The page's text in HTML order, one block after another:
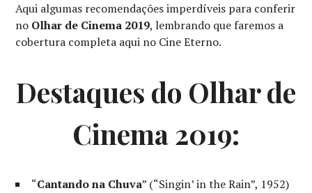
Aqui algumas recomendações imperdíveis para conferir
no Olhar de Cinema 2019, lembrando que faremos a
cobertura completa aqui no Cine Eterno.
Destaques do Olhar de
Cinema 2019:
“Cantando na Chuva” (“Singin’ in the Rain”, 1952)